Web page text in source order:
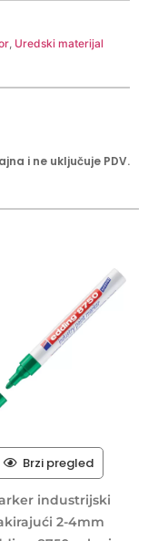
Uredski materijal
i ne uključuje PDV.
Brzi pregled
industrijski
2-4mm